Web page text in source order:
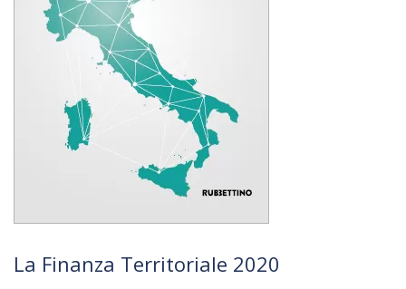
La Finanza Territoriale 2020